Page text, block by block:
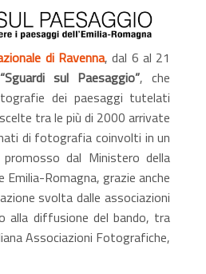
di Ravenna, dal 6 al 21
“Sguardi sul Paesaggio”, che
dei paesaggi tutelati
tra le più di 2000 arrivate
di fotografia coinvolti in un
dal Ministero della
Emilia-Romagna, grazie anche
svolta dalle associazioni
alla diffusione del bando, tra
Associazioni Fotografiche,